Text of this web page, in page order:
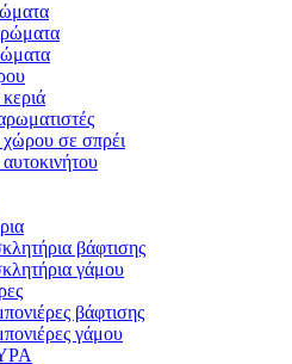
σε σπρέι
βάφτισης
γάμου
βάφτισης
γάμου